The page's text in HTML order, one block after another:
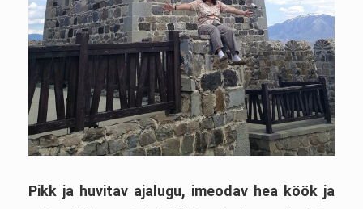
Pikk ja huvitav ajalugu, imeodav hea köök ja